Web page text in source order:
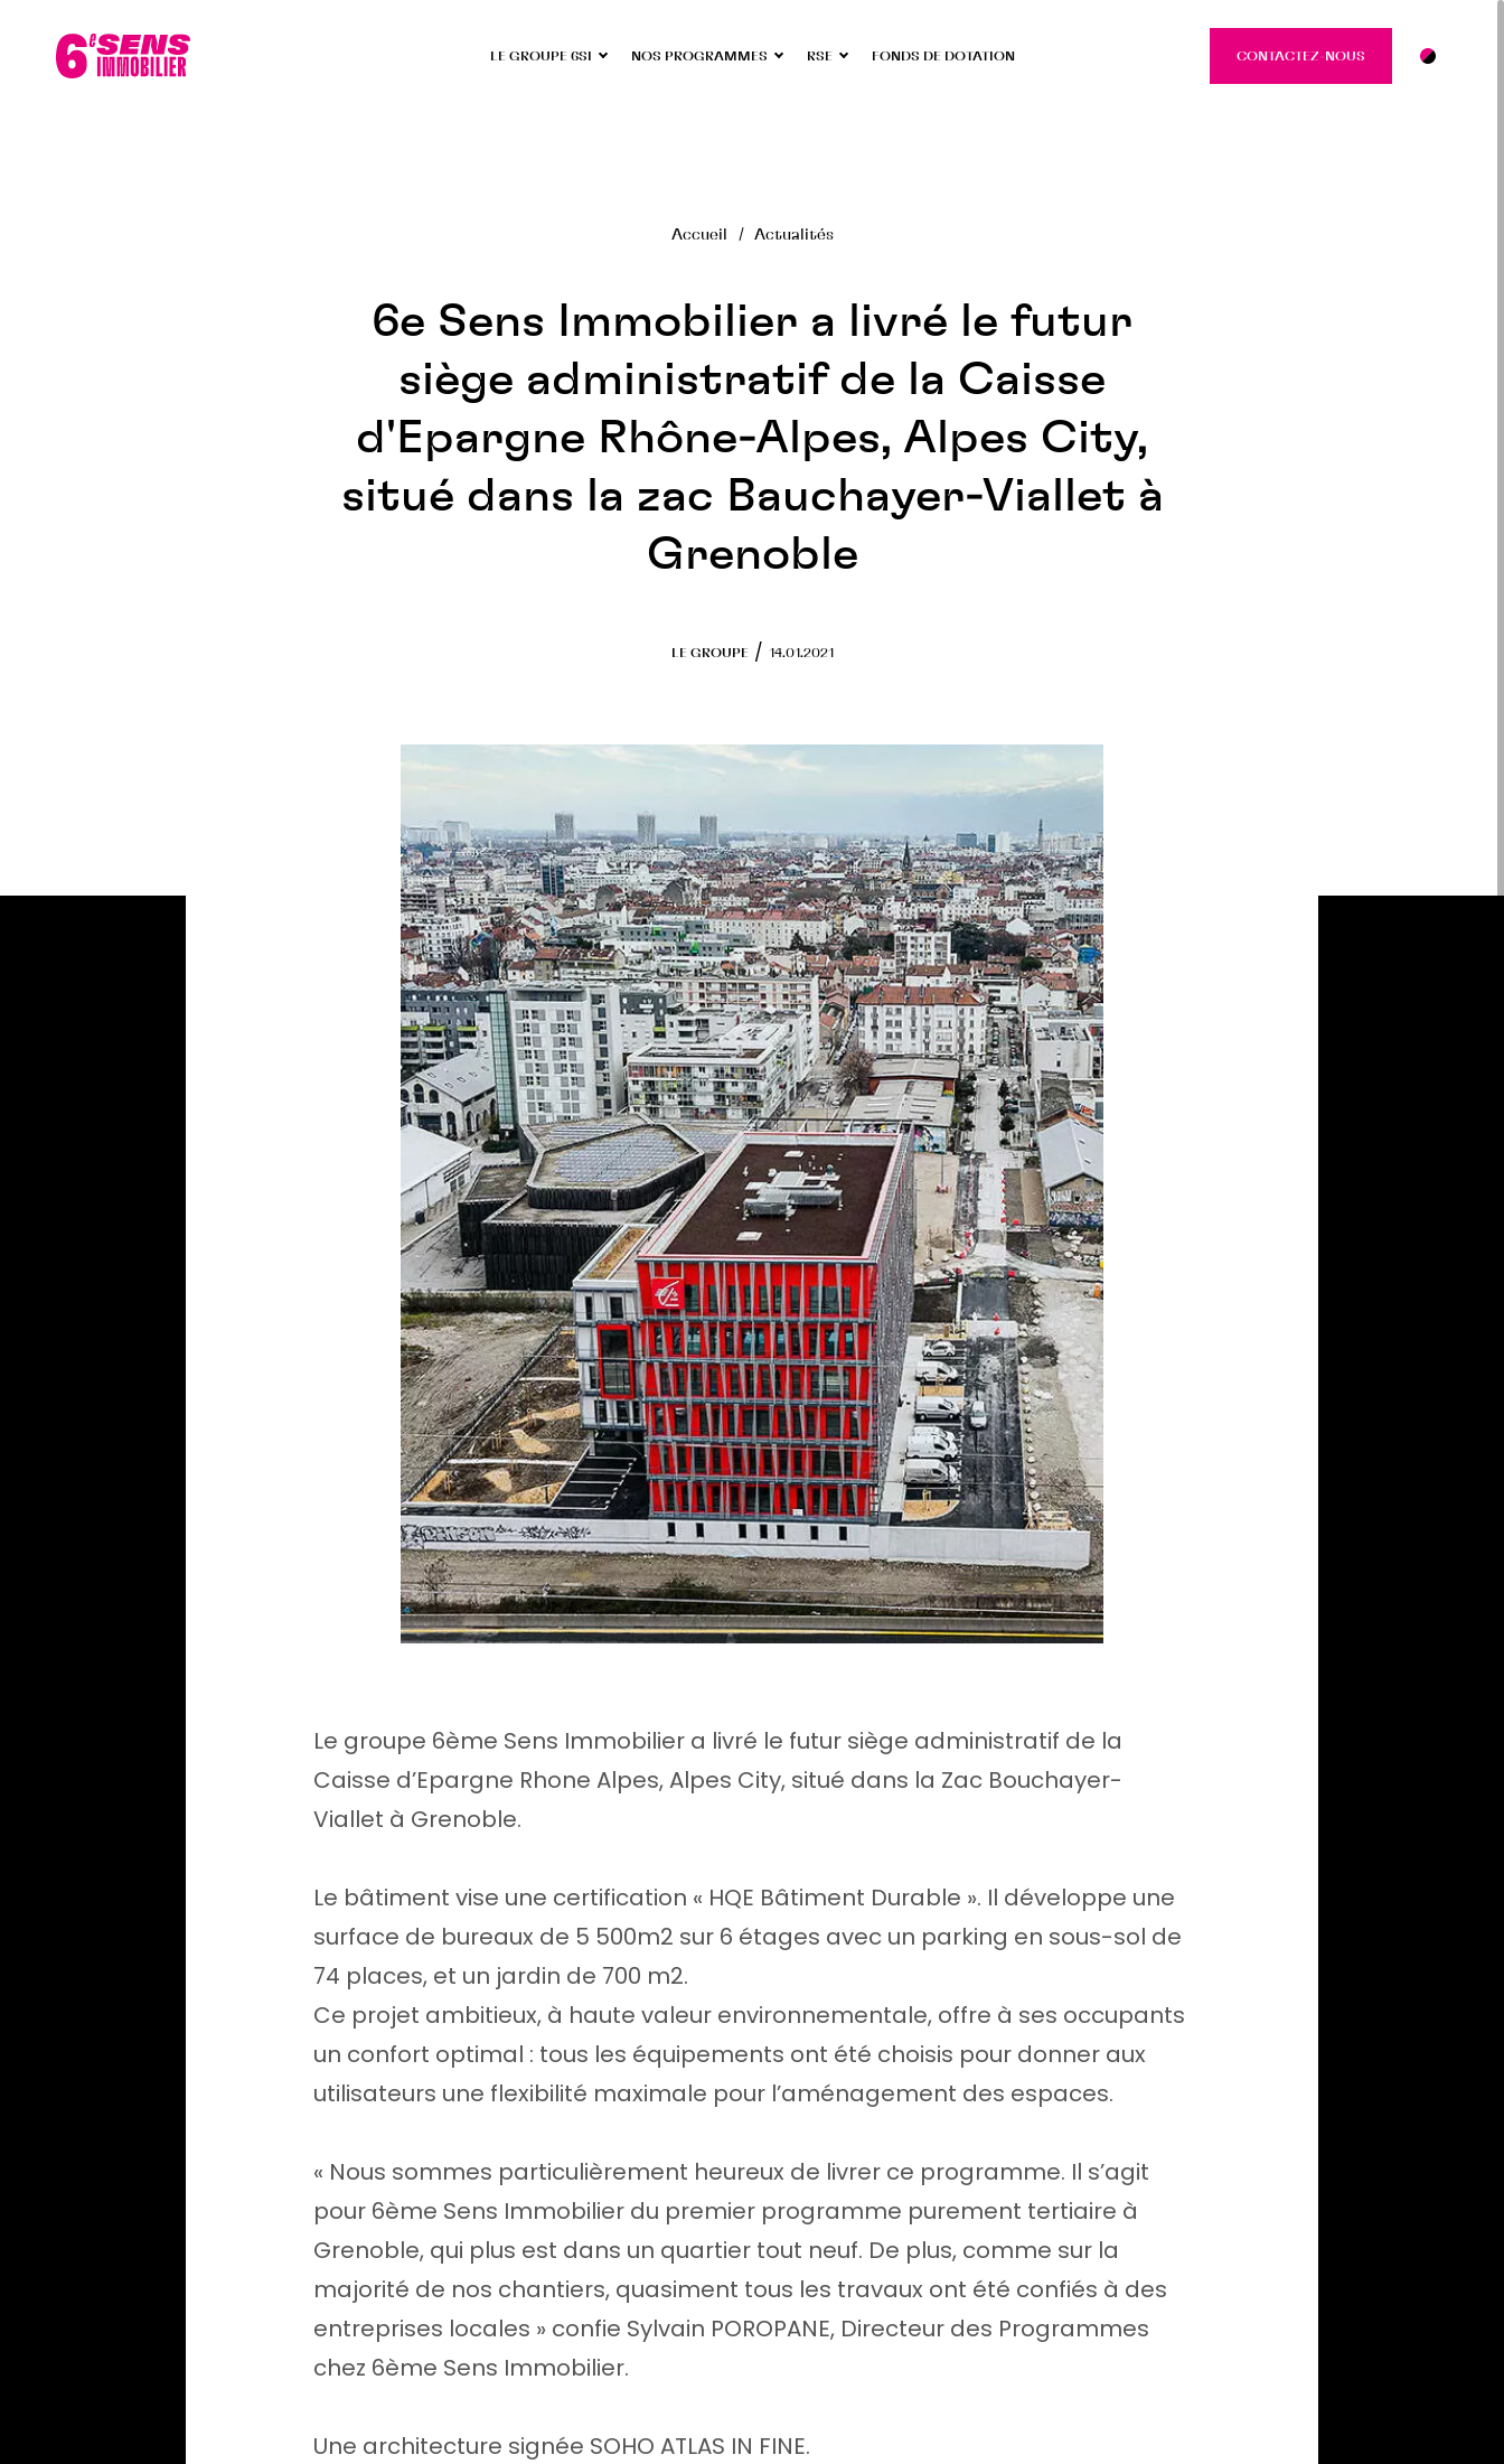
LE GROUPE 6SI NOS PROGRAMMES RSE FONDS DE DOTATION CONTACTEZ-NOUS CONTACTEZ-
Accueil Actualités
6e Sens Immobilier a livré le futur
siège administratif de la Caisse
d'Epargne Rhône-Alpes, Alpes City,
situé dans la zac Bauchayer-Viallet à
Grenoble
LE GROUPE / 14.01.2021
Le groupe 6ème Sens Immobilier a livré le futur siège administratif de la
Caisse d’Epargne Rhone Alpes, Alpes City, situé dans la Zac Bouchayer-
Viallet à Grenoble.
Le bâtiment vise une certification « HQE Bâtiment Durable ». Il développe une
surface de bureaux de 5 500m2 sur 6 étages avec un parking en sous-sol de
74 places, et un jardin de 700 m2.
Ce projet ambitieux, à haute valeur environnementale, offre à ses occupants
un confort optimal : tous les équipements ont été choisis pour donner aux
utilisateurs une flexibilité maximale pour l’aménagement des espaces.
« Nous sommes particulièrement heureux de livrer ce programme. Il s’agit
pour 6ème Sens Immobilier du premier programme purement tertiaire à
Grenoble, qui plus est dans un quartier tout neuf. De plus, comme sur la
majorité de nos chantiers, quasiment tous les travaux ont été confiés à des
entreprises locales » confie Sylvain POROPANE, Directeur des Programmes
chez 6ème Sens Immobilier.
Une architecture signée SOHO ATLAS IN FINE.